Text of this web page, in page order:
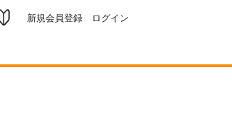
新規会員登録 ログイン